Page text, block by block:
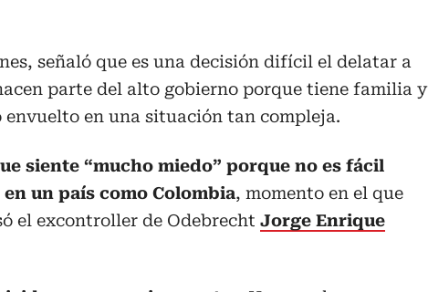
señaló que es una decisión difícil el delatar a
parte del alto gobierno porque tiene familia y
envuelto en una situación tan compleja.
siente “mucho miedo” porque no es fácil
un país como Colombia, momento en el que
el excontroller de Odebrecht Jorge Enrique